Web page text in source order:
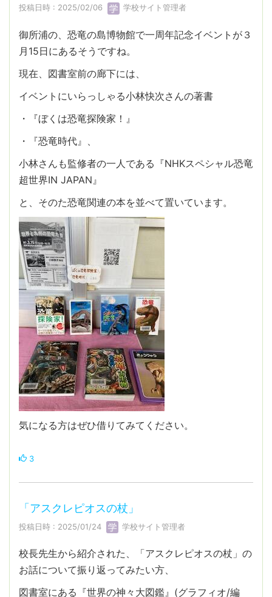
投稿日時 : 2025/02/06 学校サイト管理者
御所浦の、恐竜の島博物館で一周年記念イベントが３
月15日にあるそうですね。
現在、図書室前の廊下には、
イベントにいらっしゃる小林快次さんの著書
・『ぼくは恐竜探険家！』
・『恐竜時代』、
小林さんも監修者の一人である『NHKスペシャル恐竜
超世界IN JAPAN』
と、そのた恐竜関連の本を並べて置いています。
気になる方はぜひ借りてみてください。
3
「アスクレピオスの杖」
投稿日時 : 2025/01/24 学校サイト管理者
校長先生から紹介された、「アスクレピオスの杖」の
お話について振り返ってみたい方、
図書室にある『世界の神々大図鑑』(グラフィオ/編